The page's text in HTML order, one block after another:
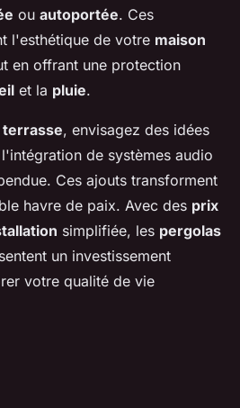
ou autoportée. Ces
l'esthétique de votre maison
en offrant une protection
et la pluie.
terrasse, envisagez des idées
de systèmes audio
Ces ajouts transforment
havre de paix. Avec des prix
simplifiée, les pergolas
un investissement
votre qualité de vie